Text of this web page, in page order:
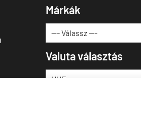
Márkák
Valuta választás